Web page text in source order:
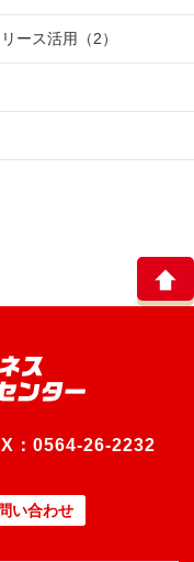
ース活用 （2）
：0564-26-2232
い合わせ